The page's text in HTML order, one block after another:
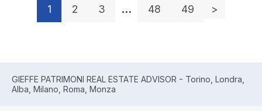
1 2 3 … 48 49 >
GIEFFE PATRIMONI REAL ESTATE ADVISOR - Torino, Londra,
Alba, Milano, Roma, Monza